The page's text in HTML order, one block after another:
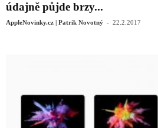
údajně půjde brzy...
AppleNovinky.cz | Patrik Novotný - 22.2.2017